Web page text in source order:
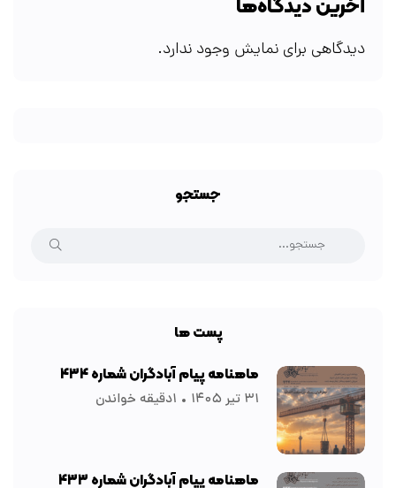
آخرین دیدگاه‌ها
دیدگاهی برای نمایش وجود ندارد.
جستجو
پست ها
ماهنامه پیام آبادگران شماره ۴۳۴
۳۱ تیر ۱۴۰۵ ۱دقیقه خواندن
ماهنامه پیام آبادگران شماره ۴۳۳